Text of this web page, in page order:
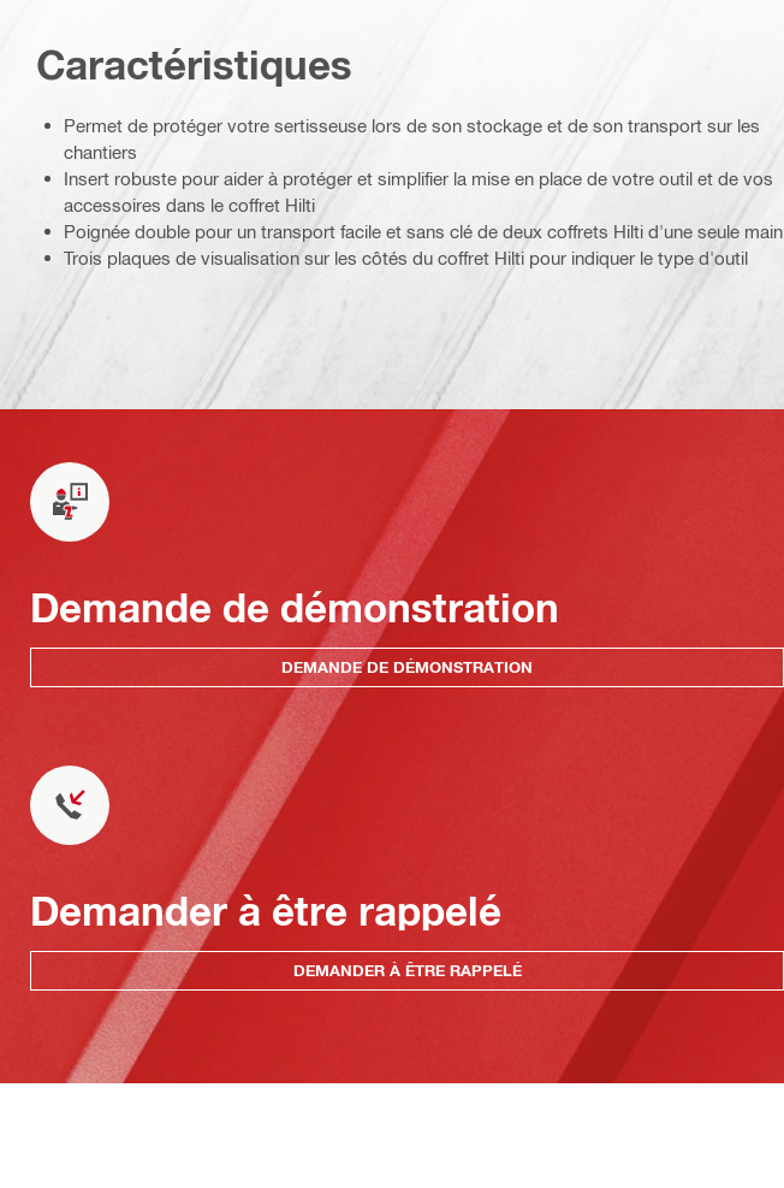
Caractéristiques
Permet de protéger votre sertisseuse lors de son stockage et de son transport sur les
chantiers
Insert robuste pour aider à protéger et simplifier la mise en place de votre outil et de vos
accessoires dans le coffret Hilti
Poignée double pour un transport facile et sans clé de deux coffrets Hilti d'une seule main
Trois plaques de visualisation sur les côtés du coffret Hilti pour indiquer le type d'outil
Demande de démonstration
DEMANDE DE DÉMONSTRATION
Demander à être rappelé
DEMANDER À ÊTRE RAPPELÉ